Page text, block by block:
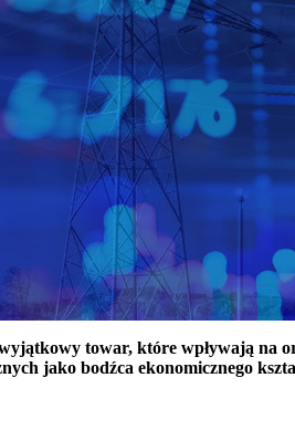
towar, które wpływają na
jako bodźca ekonomicznego